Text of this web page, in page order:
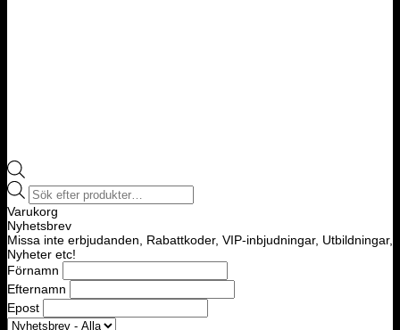
Products
search
Varukorg
Nyhetsbrev
Missa inte erbjudanden, Rabattkoder, VIP-inbjudningar, Utbildningar,
Nyheter etc!
Förnamn
Efternamn
Epost